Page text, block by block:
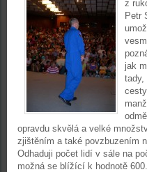
z
Petr
jak
tady,
opravdu skvělá a velké
zjištěním a také povzbuzením
Odhaduji počet lidí v sále na
možná se blížící k hodnotě